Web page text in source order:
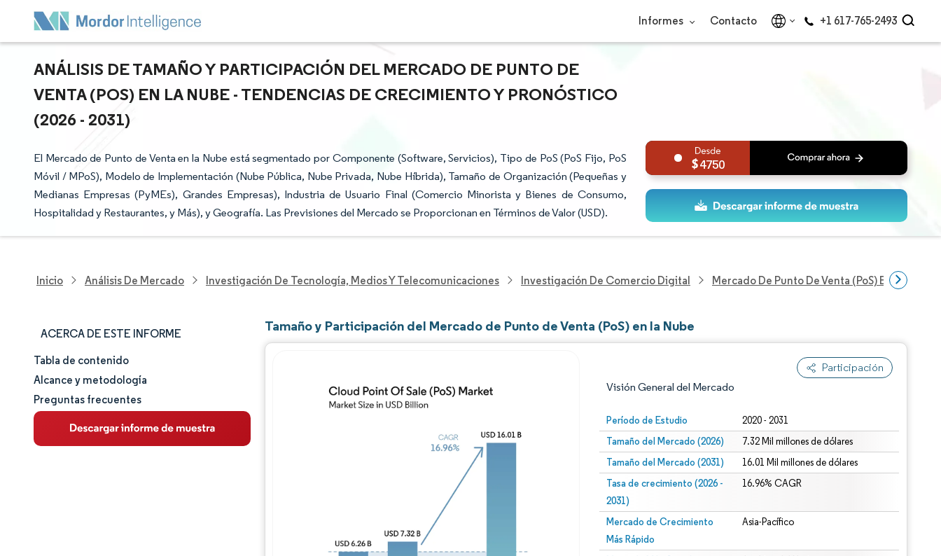
Informes Contacto +1 617-765-2493
ANÁLISIS DE TAMAÑO Y PARTICIPACIÓN DEL MERCADO DE PUNTO DE
VENTA (POS) EN LA NUBE - TENDENCIAS DE CRECIMIENTO Y PRONÓSTICO
(2026 - 2031)
El Mercado de Punto de Venta en la Nube está segmentado por Componente (Software, Servicios), Tipo de PoS (PoS Fijo, PoS
Móvil / MPoS), Modelo de Implementación (Nube Pública, Nube Privada, Nube Híbrida), Tamaño de Organización (Pequeñas y
Medianas Empresas (PyMEs), Grandes Empresas), Industria de Usuario Final (Comercio Minorista y Bienes de Consumo,
Hospitalidad y Restaurantes, y Más), y Geografía. Las Previsiones del Mercado se Proporcionan en Términos de Valor (USD).
4750
Inicio Análisis De Mercado Investigación De Tecnología, Medios Y Telecomunicaciones Investigación De Comercio Digital Mercado De Punto De Venta (PoS) En La Nube
ACERCA DE ESTE INFORME
Tamaño y cuota de mercado
Análisis de mercado
Tendencias e ideas
Tabla de contenido
Alcance y metodología
Preguntas frecuentes
Tamaño y Participación del Mercado de Punto de Venta (PoS) en la Nube
Participación
Visión General del Mercado
Período de Estudio 2020 - 2031
Tamaño del Mercado (2026) 7.32 Mil millones de dólares
Tamaño del Mercado (2031) 16.01 Mil millones de dólares
Tasa de crecimiento (2026 -
2031)
16.96% CAGR
Mercado de Crecimiento
Más Rápido
Asia-Pacífico
Imagen © Mordor Intelligence. El uso requiere atribución según CC BY 4.0.